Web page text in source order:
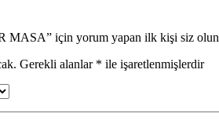
için yorum yapan ilk kişi siz olun
Gerekli alanlar * ile işaretlenmişlerdir